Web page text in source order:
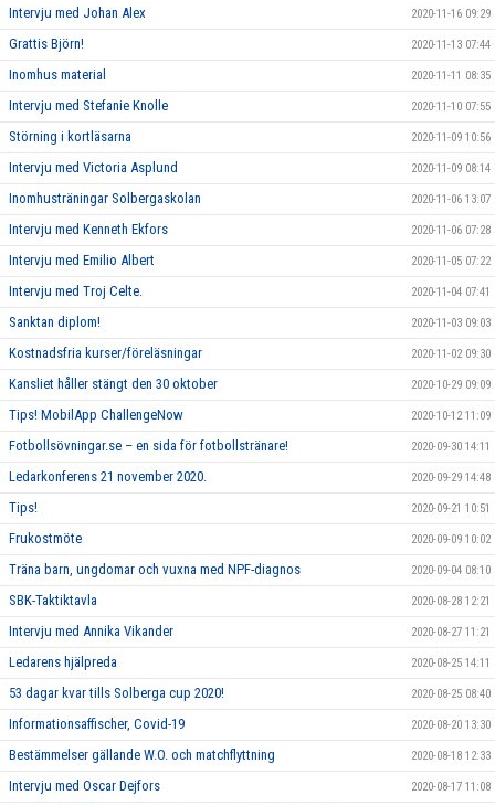
Intervju med Johan Alex 2020-11-16 09:29
Grattis Björn! 2020-11-13 07:44
Inomhus material 2020-11-11 08:35
Intervju med Stefanie Knolle 2020-11-10 07:55
Störning i kortläsarna 2020-11-09 10:56
Intervju med Victoria Asplund 2020-11-09 08:14
Inomhusträningar Solbergaskolan 2020-11-06 13:07
Intervju med Kenneth Ekfors 2020-11-06 07:28
Intervju med Emilio Albert 2020-11-05 07:22
Intervju med Troj Celte. 2020-11-04 07:41
Sanktan diplom! 2020-11-03 09:03
Kostnadsfria kurser/föreläsningar 2020-11-02 09:30
Kansliet håller stängt den 30 oktober 2020-10-29 09:09
Tips! MobilApp ChallengeNow 2020-10-12 11:09
Fotbollsövningar.se – en sida för fotbollstränare! 2020-09-30 14:11
Ledarkonferens 21 november 2020. 2020-09-29 14:48
Tips! 2020-09-21 10:51
Frukostmöte 2020-09-09 10:02
Träna barn, ungdomar och vuxna med NPF-diagnos 2020-09-04 08:10
SBK-Taktiktavla 2020-08-28 12:21
Intervju med Annika Vikander 2020-08-27 11:21
Ledarens hjälpreda 2020-08-25 14:11
53 dagar kvar tills Solberga cup 2020! 2020-08-25 08:40
Informationsaffischer, Covid-19 2020-08-20 13:30
Bestämmelser gällande W.O. och matchflyttning 2020-08-18 12:33
Intervju med Oscar Dejfors 2020-08-17 11:08